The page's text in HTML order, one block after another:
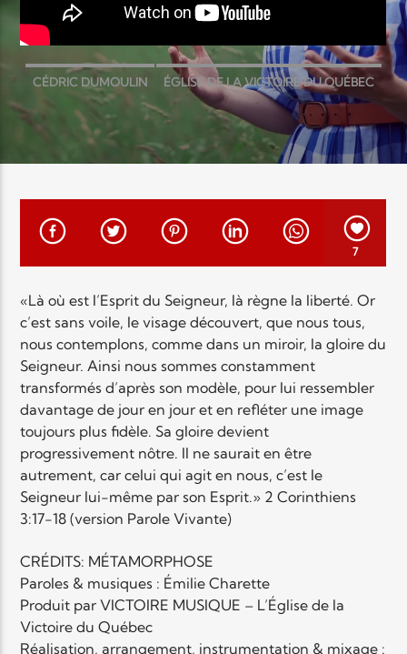
TITRE
ARTISTE
Radio Elyon
Elyon Rhema
Elyon Hits
Elyon Live
CÉDRIC DUMOULIN ÉGLISE DE LA VICTOIRE DU QUÉBEC
ÉMILIE CHARETTE MÉTAMORPHOSE
7
«Là où est l’Esprit du Seigneur, là règne la liberté. Or
c’est sans voile, le visage découvert, que nous tous,
nous contemplons, comme dans un miroir, la gloire du
Seigneur. Ainsi nous sommes constamment
transformés d’après son modèle, pour lui ressembler
davantage de jour en jour et en refléter une image
toujours plus fidèle. Sa gloire devient
progressivement nôtre. Il ne saurait en être
autrement, car celui qui agit en nous, c’est le
Seigneur lui-même par son Esprit.» 2 Corinthiens
3:17-18 (version Parole Vivante)
CRÉDITS: MÉTAMORPHOSE
Paroles & musiques : Émilie Charette
Produit par VICTOIRE MUSIQUE – L’Église de la
Victoire du Québec
Réalisation, arrangement, instrumentation & mixage :